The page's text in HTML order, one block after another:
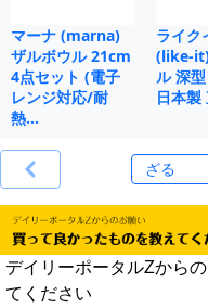
マーナ (marna)
ザルボウル 21cm
4点セット (電子
レンジ対応/耐
熱…
ライク
(like-
ル 深
日本
デイリーポータルZから
てください